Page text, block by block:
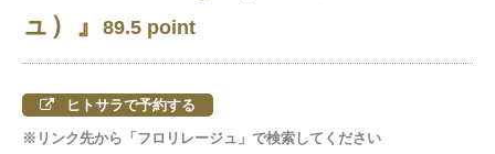
ュ）』
89.5 point
ヒトサラで予約する
※リンク先から「フロリレージュ」で検索してください